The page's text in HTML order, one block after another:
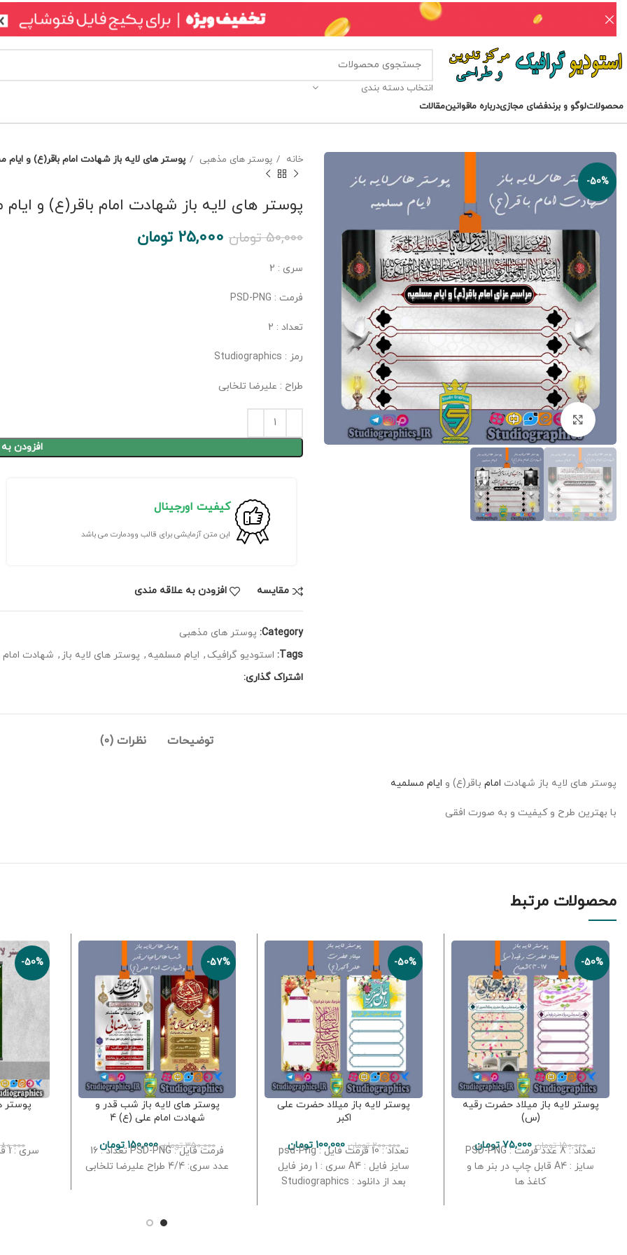
انتخاب دسته بندی
محصولاتلوگو و برندفضای مجازیدرباره ماقوانینمقالات
-50%
برای بزرگنمایی کلیک کنید
خانه پوستر های مذهبی پوستر های لایه باز شهادت امام باقر(ع) و ایام
پوستر های لایه باز شهادت امام باقر(ع) و
50,000 تومان 25,000 تومان
سری : 2
فرمت : PSD-PNG
تعداد : 2
رمز : Studiographics
طراح : علیرضا تلخابی
افزودن
کیفیت اورجینال
این متن آزمایشی برای قالب وودمارت می باشد
مقايسه افزودن به علاقه مندی
Category: پوستر های مذهبی
Tags: استودیو گرافیک , ایام مسلمیه , پوستر های لایه باز , شهادت امام
اشتراک گذاری:
توضیحات نظرات (0)
پوستر های لایه باز شهادت امام باقر(ع) و ایام مسلمیه
با بهترین طرح و کیفیت و به صورت افقی
محصولات مرتبط
-50%
پوستر لایه باز میلاد حضرت رقیه
(س)
150,000 تومان 75,000 تومان
تعداد : 8 عدد فرمت : PSD-PNG
سایز : A4 قابل چاپ در بنر ها و
کاغذ ها
-50%
پوستر لایه باز میلاد حضرت علی
اکبر
200,000 تومان 100,000 تومان
تعداد : 10 فرمت فایل : psd-Png
سایز فایل : A4 سری : 1 رمز فایل
بعد از دانلود : Studiographics
-57%
پوستر های لایه باز شب قدر و
شهادت امام علی (ع) 4
350,000 تومان 150,000 تومانفرمت فایل : PSD-PNG تعداد : 16
عدد سری: 4/4 طراح علیرضا تلخابی
-50%
پوستر